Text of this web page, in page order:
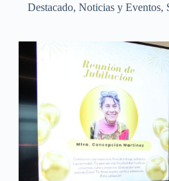
Destacado, Noticias y Eventos,